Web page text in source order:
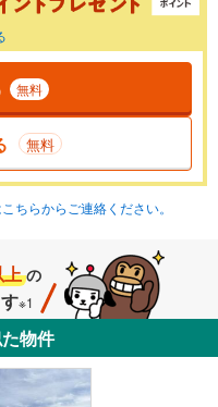
無料
無料
ちらからご連絡ください。
の
※1
物件